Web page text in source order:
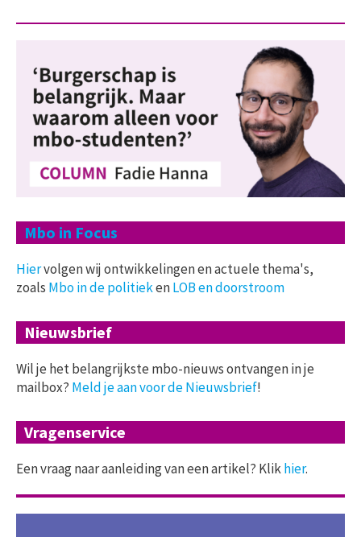
Mbo in Focus
Hiervolgen wij ontwikkelingen en actuele thema's,
zoals Mbo in de politiekenLOB en doorstroom
Nieuwsbrief
Wil je het belangrijkste mbo-nieuws ontvangen in je
mailbox? Meld je aan voor de Nieuwsbrief!
Vragenservice
Een vraag naar aanleiding van een artikel? Klikhier.